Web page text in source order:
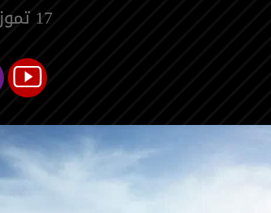
17 تموز ، 2024 10:07 ص